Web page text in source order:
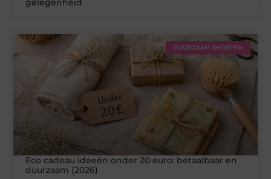
gelegenheid
DUURZAAM SHOPPEN
Eco cadeau ideeën onder 20 euro: betaalbaar en
duurzaam (2026)